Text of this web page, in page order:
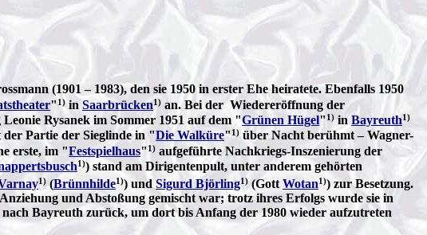
(1901 – 1983), den sie 1950 in erster Ehe heiratete. Ebenfalls 1950
" 1)in Saarbrücken1) an. Bei der Wiedereröffnung der
Rysanek im Sommer 1951 auf dem "Grünen Hügel" 1) in Bayreuth1)
Partie der Sieglinde in "Die Walküre"1) über Nacht berühmt – Wagner-
erste, im "Festspielhaus" 1) aufgeführte Nachkriegs-Inszenierung der
1)) stand am Dirigentenpult, unter anderem gehörten
1)(Brünnhilde1)) undSigurd Björling1)(Gott Wotan1)) zur Besetzung.
und Abstoßung gemischt war; trotz ihres Erfolgs wurde sie in
Bayreuth zurück, um dort bis Anfang der 1980 wieder aufzutreten